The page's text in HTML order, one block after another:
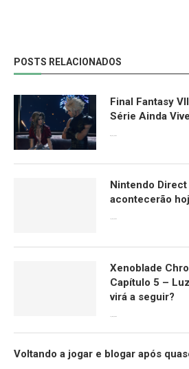
POSTS RELACIONADOS
Final Fantasy
Série Ainda
Nintendo
acontecerão
Xenoblade
Capítulo 5 –
virá a seguir?
Voltando a jogar e blogar após